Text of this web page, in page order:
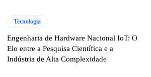
Tecnologia
Engenharia de Hardware Nacional IoT: O
Elo entre a Pesquisa Científica e a
Indústria de Alta Complexidade